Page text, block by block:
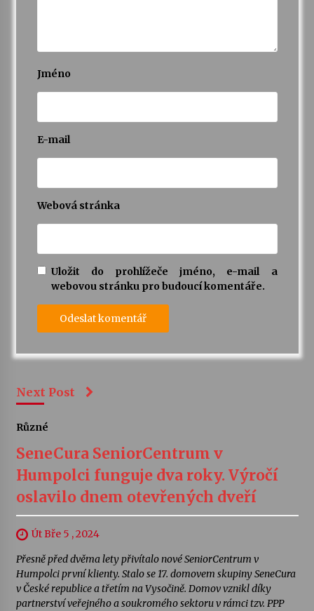
Jméno
E-mail
Webová stránka
Uložit do prohlížeče jméno, e-mail a
webovou stránku pro budoucí komentáře.
Next Post
Různé
SeneCura SeniorCentrum v
Humpolci funguje dva roky. Výročí
oslavilo dnem otevřených dveří
Út Bře 5 , 2024
Přesně před dvěma lety přivítalo nové SeniorCentrum v
Humpolci první klienty. Stalo se 17. domovem skupiny SeneCura
v České republice a třetím na Vysočině. Domov vznikl díky
partnerství veřejného a soukromého sektoru v rámci tzv. PPP